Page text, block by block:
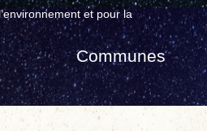
et pour la
Communes